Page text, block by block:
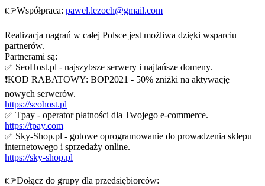
👉Współpraca: pawel.lezoch@gmail.com
Realizacja nagrań w całej Polsce jest możliwa dzięki wsparciu
partnerów.
Partnerami są:
✅ SeoHost.pl - najszybsze serwery i najtańsze domeny.
❗KOD RABATOWY: BOP2021 - 50% zniżki na aktywację
nowych serwerów.
https://seohost.pl
✅ Tpay - operator płatności dla Twojego e-commerce.
https://tpay.com
✅ Sky-Shop.pl - gotowe oprogramowanie do prowadzenia sklepu
internetowego i sprzedaży online.
https://sky-shop.pl
👉Dołącz do grupy dla przedsiębiorców: